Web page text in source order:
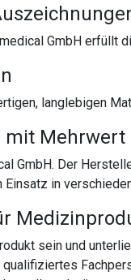
GmbH erfüllt
langlebigen
Mehrwert
GmbH. Der
in
sein und